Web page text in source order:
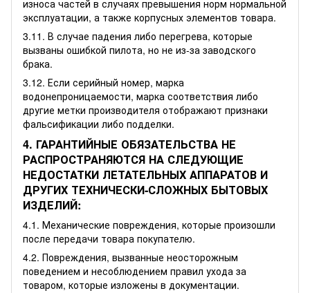
износа частей в случаях превышения норм нормальной
эксплуатации, а также корпусных элементов товара.
3.11. В случае падения либо перегрева, которые
вызваны ошибкой пилота, но не из-за заводского
брака.
3.12. Если серийный номер, марка
водонепроницаемости, марка соответствия либо
другие метки производителя отображают признаки
фальсификации либо подделки.
4. ГАРАНТИЙНЫЕ ОБЯЗАТЕЛЬСТВА НЕ
РАСПРОСТРАНЯЮТСЯ НА СЛЕДУЮЩИЕ
НЕДОСТАТКИ ЛЕТАТЕЛЬНЫХ АППАРАТОВ И
ДРУГИХ ТЕХНИЧЕСКИ-СЛОЖНЫХ БЫТОВЫХ
ИЗДЕЛИЙ:
4.1. Механические повреждения, которые произошли
после передачи товара покупателю.
4.2. Повреждения, вызванные неосторожным
поведением и несоблюдением правил ухода за
товаром, которые изложены в документации.